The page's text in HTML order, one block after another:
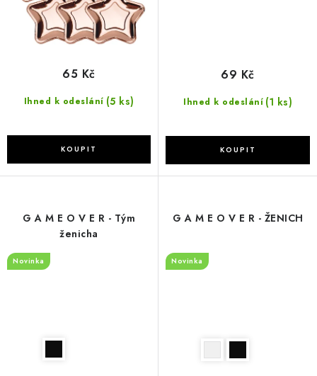
Ihned k odeslání (5 ks)
65 Kč
Ihned k odeslání (1 ks)
69 Kč
G A M E O V E R - Tým
ženicha
Novinka
G A M E O V E R - ŽENICH
Novinka